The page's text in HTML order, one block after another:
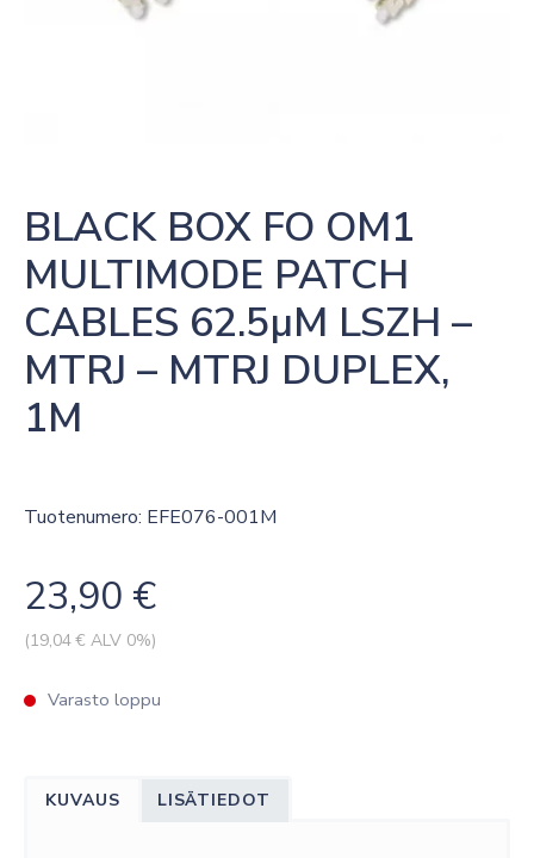
BLACK BOX FO OM1
MULTIMODE PATCH
CABLES 62.5µM LSZH –
MTRJ – MTRJ DUPLEX,
1M
Tuotenumero: EFE076-001M
23,90 €
(19,04€ ALV 0%)
Varasto loppu
KUVAUS LISÄTIEDOT